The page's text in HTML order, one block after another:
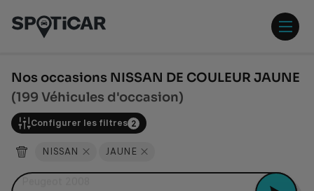
contenu
pied
Nos occasions NISSAN DE COULEUR JAUNE
(199 Véhicules d'occasion)
Configurer les filtres 2
NISSAN JAUNE